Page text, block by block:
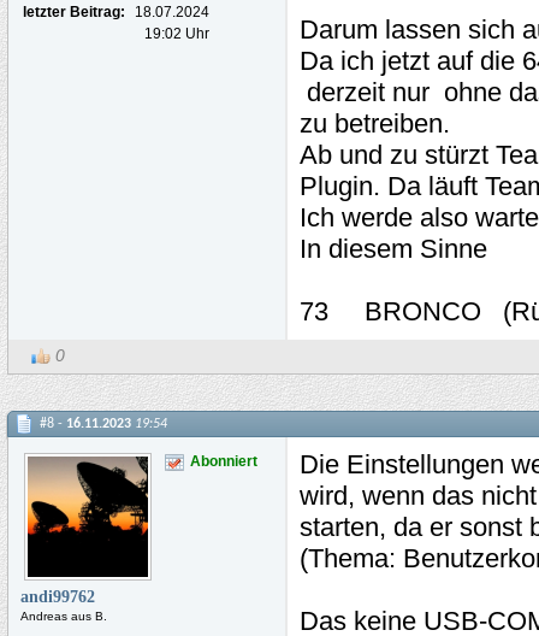
letzter Beitrag:
18.07.2024
19:02 Uhr
Darum lassen sich
Da ich jetzt auf die
derzeit nur ohne
zu betreiben.
Ab und zu stürzt
Plugin. Da läuft
Ich werde also
In diesem Sinne
73 BRONCO
0
#8 - 16.11.2023 19:54
Abonniert
andi99762
Andreas aus B.
Die Einstellungen
wird, wenn das
starten, da er sonst
(Thema:
Das keine USB-